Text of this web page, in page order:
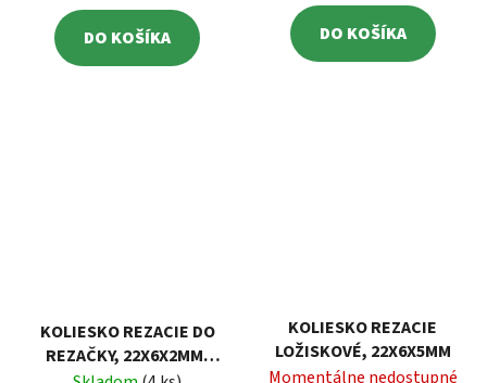
DO KOŠÍKA DO KOŠÍKA
KOLIESKO REZACIE DO
REZAČKY, 22X6X2MM,
KOLIESKO REZACIE
LOŽISKOVÉ, 22X6X5MM
Momentálne nedostupné